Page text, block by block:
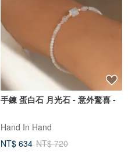
手鍊 蛋白石 月光石 - 意外驚喜 -
Hand In Hand
NT$ 634 NT$ 720